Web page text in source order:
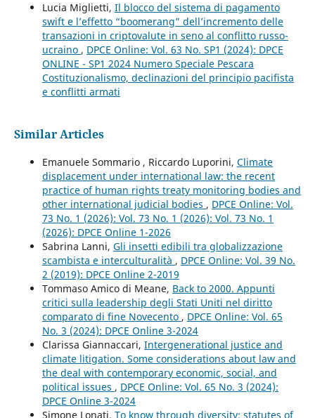
Lucia Miglietti, Il blocco del sistema di pagamento
swift e l’effetto “boomerang” dell’incremento delle
transazioni in criptovalute in seno al conflitto russo-
ucraino , DPCE Online: Vol. 63 No. SP1 (2024): DPCE
ONLINE - SP1 2024 Numero Speciale Pescara
Costituzionalismo, declinazioni del principio pacifista
e conflitti armati
Similar Articles
Emanuele Sommario , Riccardo Luporini, Climate
displacement under international law: the recent
practice of human rights treaty monitoring bodies and
other international judicial bodies , DPCE Online: Vol.
73 No. 1 (2026): Vol. 73 No. 1 (2026): Vol. 73 No. 1
(2026): DPCE Online 1-2026
Sabrina Lanni, Gli insetti edibili tra globalizzazione
scambista e interculturalità , DPCE Online: Vol. 39 No.
2 (2019): DPCE Online 2-2019
Tommaso Amico di Meane, Back to 2000. Appunti
critici sulla leadership degli Stati Uniti nel diritto
comparato di fine Novecento , DPCE Online: Vol. 65
No. 3 (2024): DPCE Online 3-2024
Clarissa Giannaccari, Intergenerational justice and
climate litigation. Some considerations about law and
the deal with contemporary economic, social, and
political issues , DPCE Online: Vol. 65 No. 3 (2024):
DPCE Online 3-2024
Simone Lonati, To know through diversity: statutes of